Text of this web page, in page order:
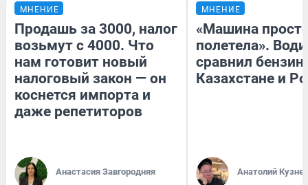
МНЕНИЕ
Продашь за 3000, налог
возьмут с 4000. Что
нам готовит новый
налоговый закон — он
коснется импорта и
даже репетиторов
Анастасия Завгородняя
МНЕНИЕ
«Машина
полетела».
сравнил бензин
Казахстане и
Анатолий